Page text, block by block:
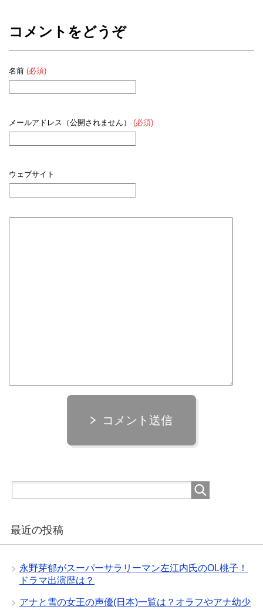
コメントをどうぞ
名前 (必須)
メールアドレス（公開されません） (必須)
ウェブサイト
コメント送信
最近の投稿
永野芽郁がスーパーサラリーマン左江内氏のOL桃子！
ドラマ出演歴は？
アナと雪の女王の声優(日本)一覧は？オラフやアナ幼少